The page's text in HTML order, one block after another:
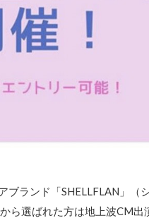
ランド「SHELLFLAN」（
ら選ばれた方は地上波CM出